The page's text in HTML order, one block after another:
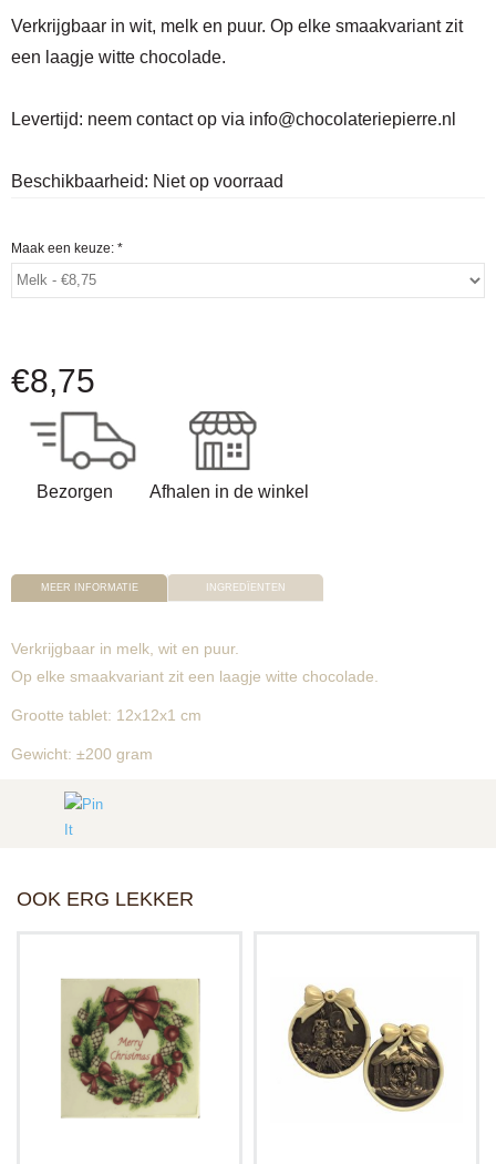
Verkrijgbaar in wit, melk en puur. Op elke smaakvariant zit
een laagje witte chocolade.
Levertijd: neem contact op via info@chocolateriepierre.nl
Beschikbaarheid: Niet op voorraad
Maak een keuze: *
€8,75
Bezorgen Afhalen in de winkel
MEER INFORMATIE INGREDÏENTEN
Verkrijgbaar in melk, wit en puur.
Op elke smaakvariant zit een laagje witte chocolade.
Grootte tablet: 12x12x1 cm
Gewicht: ±200 gram
OOK ERG LEKKER